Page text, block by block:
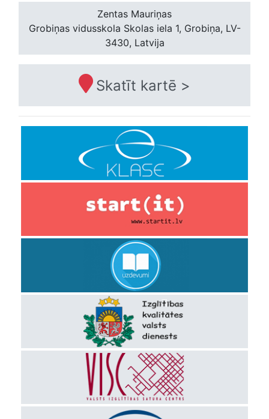
Zentas Mauriņas
Grobiņas vidusskola Skolas iela 1, Grobiņa, LV-
3430, Latvija
Skatīt kartē >